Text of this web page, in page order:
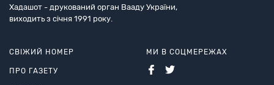
Хадашот - друкований орган Вааду України,
виходить з січня 1991 року.
СВІЖИЙ НОМЕР
ПРО ГАЗЕТУ
МИ В СОЦМЕРЕЖАХ